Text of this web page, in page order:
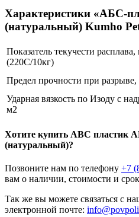
Характеристики «АБС-
(натуральный) Kumho
Показатель текучести
(220С/10кг)
Предел прочности при разрыве,
Ударная вязкость по Изоду с
м2
Хотите купить ABC пластик
(натуральный)?
Позвоните нам по телефону +7
вам о наличии, стоимости и
Так же вы можете связаться с
электронной почте: